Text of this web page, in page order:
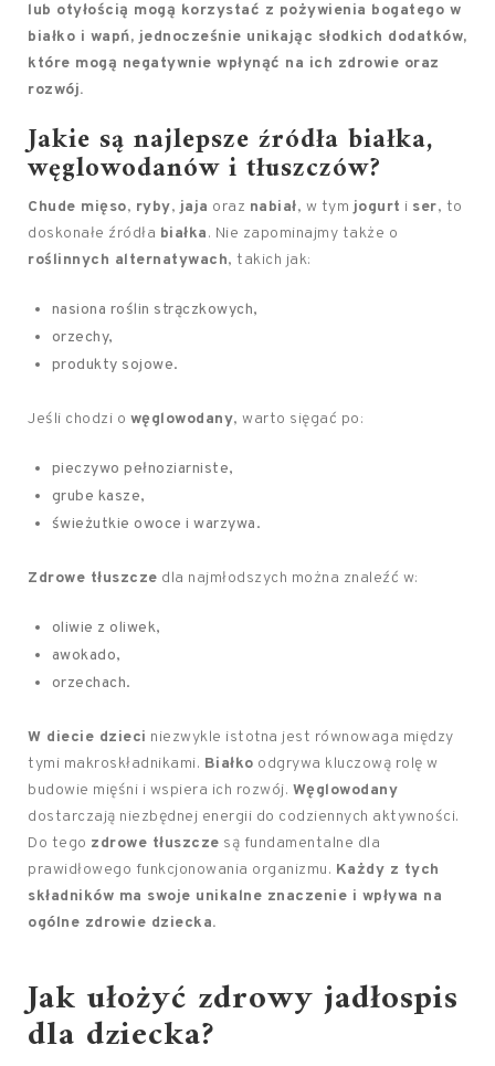
lub otyłością mogą korzystać z pożywienia bogatego w
białko i wapń, jednocześnie unikając słodkich dodatków,
które mogą negatywnie wpłynąć na ich zdrowie oraz
rozwój.
Jakie są najlepsze źródła białka,
węglowodanów i tłuszczów?
Chude mięso, ryby, jaja oraz nabiał, w tym jogurt i ser, to
doskonałe źródła białka. Nie zapominajmy także o
roślinnych alternatywach, takich jak:
nasiona roślin strączkowych,
orzechy,
produkty sojowe.
Jeśli chodzi o węglowodany, warto sięgać po:
pieczywo pełnoziarniste,
grube kasze,
świeżutkie owoce i warzywa.
Zdrowe tłuszcze dla najmłodszych można znaleźć w:
oliwie z oliwek,
awokado,
orzechach.
W diecie dzieci niezwykle istotna jest równowaga między
tymi makroskładnikami. Białko odgrywa kluczową rolę w
budowie mięśni i wspiera ich rozwój. Węglowodany
dostarczają niezbędnej energii do codziennych aktywności.
Do tego zdrowe tłuszcze są fundamentalne dla
prawidłowego funkcjonowania organizmu. Każdy z tych
składników ma swoje unikalne znaczenie i wpływa na
ogólne zdrowie dziecka.
Jak ułożyć zdrowy jadłospis
dla dziecka?